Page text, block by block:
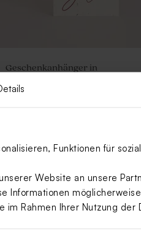
Funktionen für
Website an unsere
Informationen
Rahmen Ihrer Nutzung der
Geschenkanhänger in